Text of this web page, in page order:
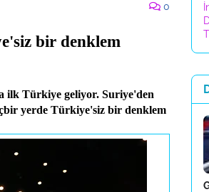
0
bir denklem
ilk Türkiye geliyor. Suriye'den
yerde Türkiye'siz bir denklem